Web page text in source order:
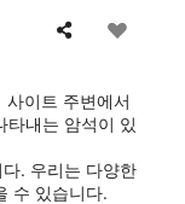
이트 주변에서
타내는 암석이 있
. 우리는 다양한
수 있습니다.